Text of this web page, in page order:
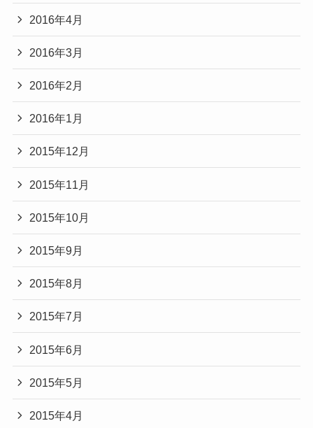
2016年4月
2016年3月
2016年2月
2016年1月
2015年12月
2015年11月
2015年10月
2015年9月
2015年8月
2015年7月
2015年6月
2015年5月
2015年4月